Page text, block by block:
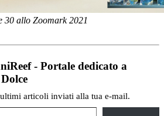
30 allo Zoomark 2021
- Portale dedicato a
articoli inviati alla tua e-mail.